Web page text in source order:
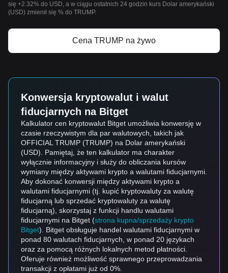
się +2.32% do USD, a w ciągu ostatnich 24 godzin kurs Dolar amerykański
(USD) zmienił się % do TRUMP.
Cena TRUMP na żywo
Konwersja kryptowalut i walut
fiducjarnych na Bitget
Kalkulator cen kryptowalut Bitget umożliwia konwersję w
czasie rzeczywistym dla par walutowych, takich jak
OFFICIAL TRUMP (TRUMP) na Dolar amerykański
(USD). Pamiętaj, że ten kalkulator ma charakter
wyłącznie informacyjny i służy do obliczania kursów
wymiany między aktywami krypto a walutami fiducjarnymi.
Aby dokonać konwersji między aktywami krypto a
walutami fiducjarnymi (tj. kupić kryptowaluty za walutę
fiducjarną lub sprzedać kryptowaluty za walutę
fiducjarną), skorzystaj z funkcji handlu walutami
fiducjarnymi na Bitget (strona kupna/sprzedaży krypto
Bitget). Bitget obsługuje handel walutami fiducjarnymi w
ponad 80 walutach fiducjarnych, w ponad 20 językach
oraz za pomocą różnych lokalnych metod płatności.
Oferuje również możliwość sprawnego przeprowadzania
transakcji z opłatami już od 0%.